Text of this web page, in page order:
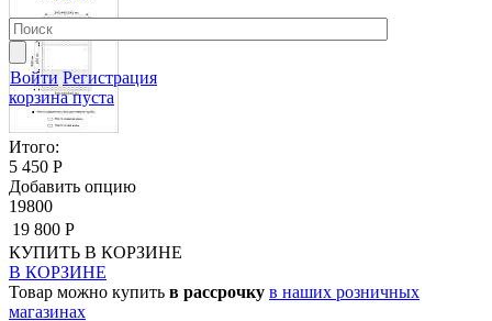
Войти Регистрация
корзина пуста
Итого:
5 450 Р
Добавить опцию
19800
19 800 Р
КУПИТЬ В КОРЗИНЕ
В КОРЗИНЕ
Товар можно купить в рассрочку в наших розничных
магазинах